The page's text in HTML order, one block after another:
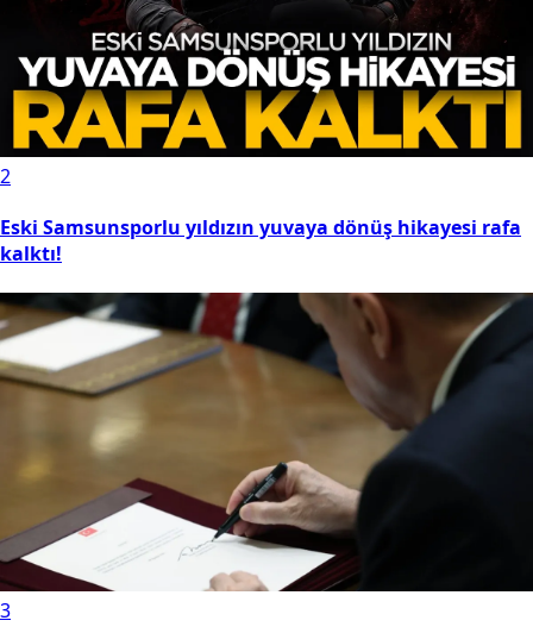
2
Eski Samsunsporlu yıldızın yuvaya dönüş hikayesi rafa
kalktı!
3